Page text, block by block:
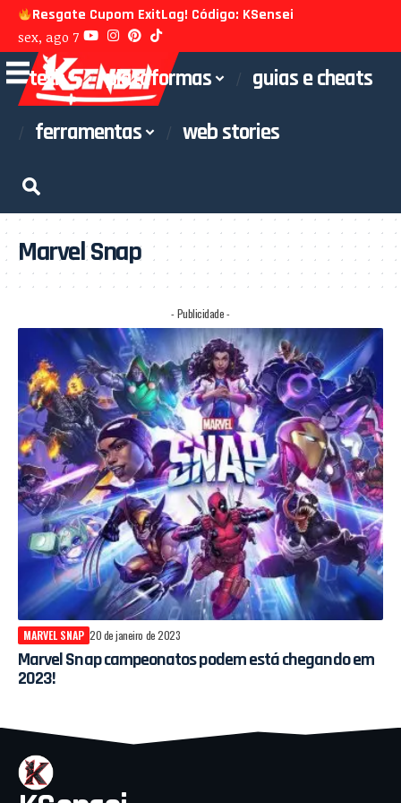
Resgate Cupom ExitLag! Código: KSensei
sex, ago 7
tech plataformas
guias e cheats
ferramentas
web stories
Marvel Snap
- Publicidade -
MARVEL SNAP 20 de janeiro de 2023
Marvel Snap campeonatos podem está chegando em
2023!